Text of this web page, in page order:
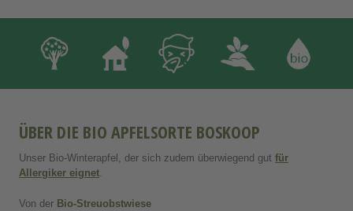
ÜBER DIE BIO APFELSORTE BOSKOOP
Unser Bio-Winterapfel, der sich zudem überwiegend gut für
Allergiker eignet.
Von der Bio-Streuobstwiese